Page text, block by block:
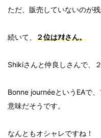
ただ、販売していないのが
続いて、 ２位はｱｵさん。
Shikiさんと仲良しさんで、
Bonne journéeというEAで
意味だそうです。
なんともオシャレですね！